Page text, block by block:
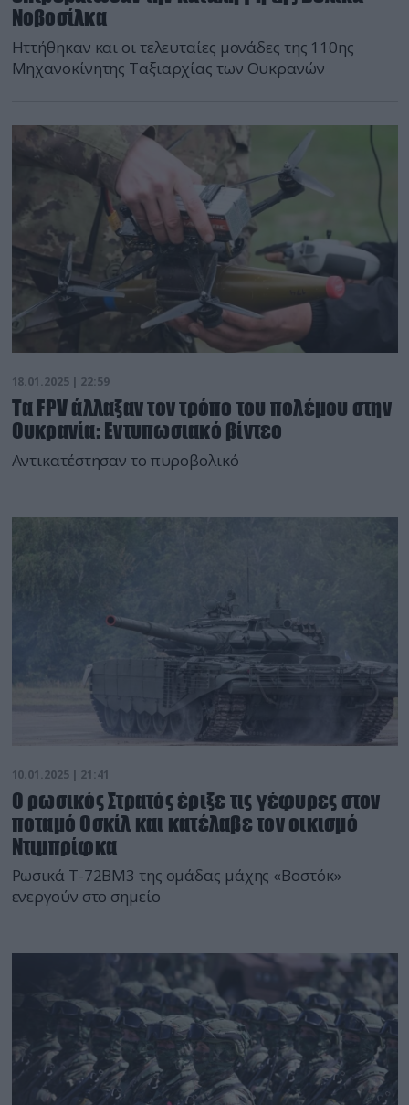
Νοβοσίλκα
Ηττήθηκαν και οι τελευταίες μονάδες της 110ης
Μηχανοκίνητης Ταξιαρχίας των Ουκρανών
18.01.2025 | 22:59
Τα FPV άλλαξαν τον τρόπο του πολέμου στην
Ουκρανία: Εντυπωσιακό βίντεο
Αντικατέστησαν το πυροβολικό
10.01.2025 | 21:41
Ο ρωσικός Στρατός έριξε τις γέφυρες στον
ποταμό Οσκίλ και κατέλαβε τον οικισμό
Ντιμπρίφκα
Ρωσικά T-72BM3 της ομάδας μάχης «Βοστόκ»
ενεργούν στο σημείο